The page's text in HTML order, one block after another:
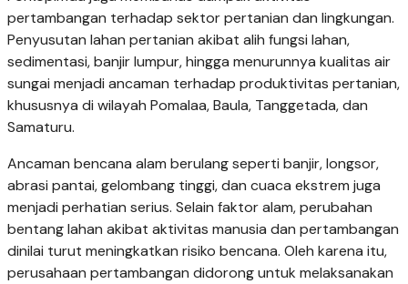
pertambangan terhadap sektor pertanian dan lingkungan.
Penyusutan lahan pertanian akibat alih fungsi lahan,
sedimentasi, banjir lumpur, hingga menurunnya kualitas air
sungai menjadi ancaman terhadap produktivitas pertanian,
khususnya di wilayah Pomalaa, Baula, Tanggetada, dan
Samaturu.
Ancaman bencana alam berulang seperti banjir, longsor,
abrasi pantai, gelombang tinggi, dan cuaca ekstrem juga
menjadi perhatian serius. Selain faktor alam, perubahan
bentang lahan akibat aktivitas manusia dan pertambangan
dinilai turut meningkatkan risiko bencana. Oleh karena itu,
perusahaan pertambangan didorong untuk melaksanakan